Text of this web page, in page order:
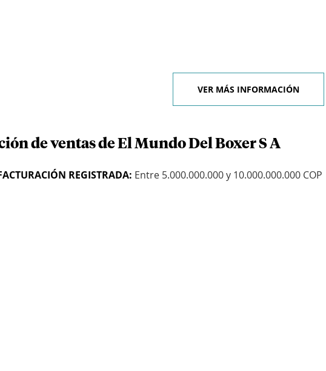
VER MÁS INFORMACIÓN
de ventas de El Mundo Del Boxer S A
REGISTRADA: Entre 5.000.000.000 y 10.000.000.000 COP